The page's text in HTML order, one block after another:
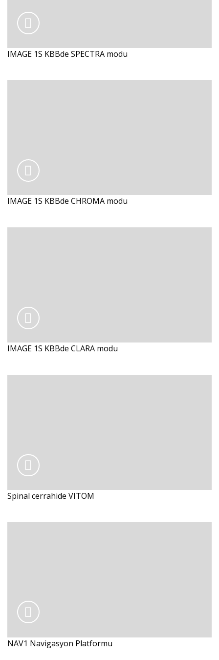
IMAGE 1S KBBde SPECTRA modu
IMAGE 1S KBBde CHROMA modu
IMAGE 1S KBBde CLARA modu
Spinal cerrahide VITOM
NAV1 Navigasyon Platformu